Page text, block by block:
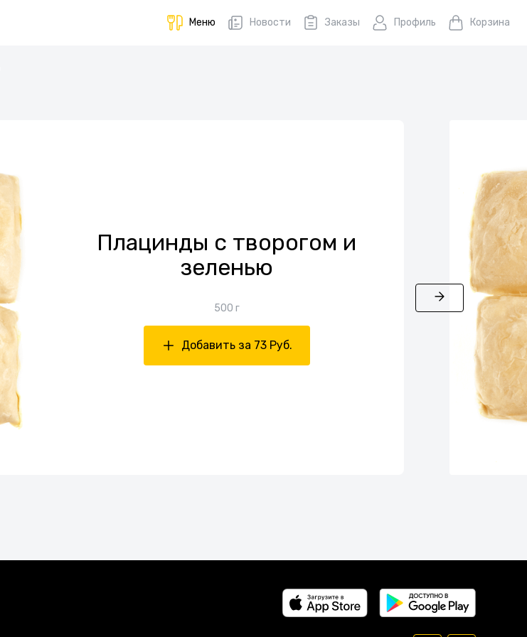
Меню Новости Заказы Профиль Корзина
Плацинды с творогом и
зеленью
500 г
Добавить за 73 Руб.